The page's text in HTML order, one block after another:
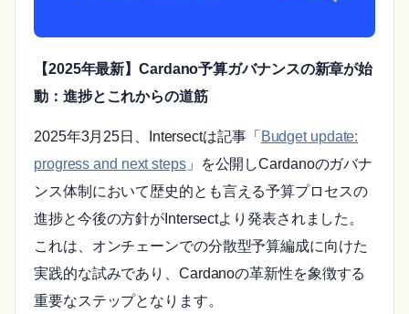
【2025年最新】Cardano予算ガバナンスの新章が始
動：進捗とこれからの道筋
2025年3月25日、Intersectは記事「 Budget update:
progress and next steps」を公開しCardanoのガバナ
ンス体制において歴史的とも言える予算プロセスの
進捗と今後の方針がIntersectより発表されました。
これは、オンチェーンでの分散型予算編成に向けた
実践的な試みであり、Cardanoの革新性を象徴する
重要なステップとなります。